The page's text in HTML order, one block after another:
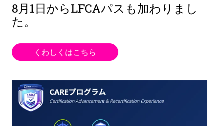
8月1日からLFCAパスも加わりまし
た。
くわしくはこちら